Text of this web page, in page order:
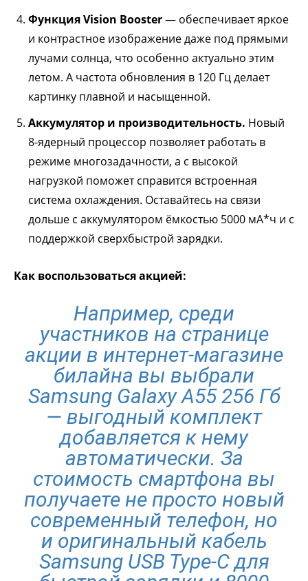
Функция Vision Booster— обеспечивает яркое
и контрастное изображение даже под прямыми
лучами солнца, что особенно актуально этим
летом. А частота обновления в 120 Гц делает
картинку плавной и насыщенной.
Аккумулятор и производительность. Новый
8-ядерный процессор позволяет работать в
режиме многозадачности, а с высокой
нагрузкой поможет справится встроенная
система охлаждения. Оставайтесь на связи
дольше с аккумулятором ёмкостью 5000 мА*ч и с
поддержкой сверхбыстрой зарядки.
Как воспользоваться акцией:
Например, среди
участников на странице
акции в интернет-магазине
билайна вы выбрали
Samsung Galaxy A55 256 Гб
— выгодный комплект
добавляется к нему
автоматически. За
стоимость смартфона вы
получаете не просто новый
современный телефон, но
и оригинальный кабель
Samsung USB Type-C для